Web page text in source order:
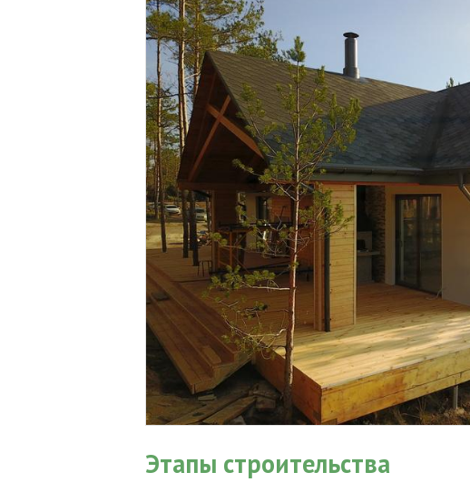
Этапы строительства